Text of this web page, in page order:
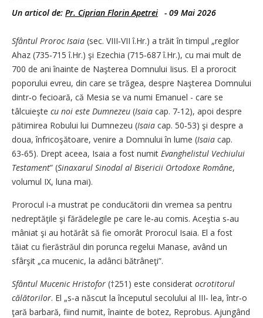
Un articol de: Pr. Ciprian Florin Apetrei - 09 Mai 2026
Sfântul Proroc Isaia (sec. VIII‑VII î.Hr.) a trăit în timpul „regilor
Ahaz (735‑715 î.Hr.) şi Ezechia (715‑687 î.Hr.), cu mai mult de
700 de ani înainte de Naşterea Domnului Iisus. El a prorocit
poporului evreu, din care se trăgea, despre Naşterea Domnului
dintr‑o fecioară, că Mesia se va numi Emanuel - care se
tâlcuieşte cu noi este Dumnezeu (Isaia cap. 7‑12), apoi despre
pătimirea Robului lui Dumnezeu (Isaia cap. 50‑53) şi despre a
doua, înfricoşătoare, venire a Domnului în lume (Isaia cap.
63‑65). Drept aceea, Isaia a fost numit Evanghelistul Vechiului
Testament” (Sinaxarul Sinodal al Bisericii Ortodoxe Române,
volumul IX, luna mai).
Prorocul i‑a mustrat pe conducătorii din vremea sa pentru
nedreptăţile şi fărădelegile pe care le‑au comis. Aceştia s‑au
mâniat şi au hotărât să fie omorât Prorocul Isaia. El a fost
tăiat cu fierăstrăul din porunca regelui Manase, având un
sfârşit „ca mucenic, la adânci bătrâneţi”.
Sfântul Mucenic Hristofor (†251) este considerat ocrotitorul
călătorilor. El „s‑a născut la începutul secolului al III‑ lea, într‑o
ţară barbară, fiind numit, înainte de botez, Reprobus. Ajungând